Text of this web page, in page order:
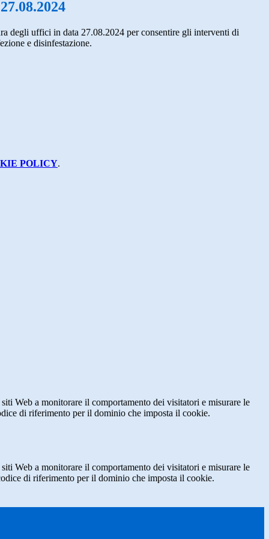
degli uffici in data 27.08.2024 per consentire gli interventi di
e disinfestazione.
POLICY.
Web a monitorare il comportamento dei visitatori e misurare le
di riferimento per il dominio che imposta il cookie.
Web a monitorare il comportamento dei visitatori e misurare le
di riferimento per il dominio che imposta il cookie.